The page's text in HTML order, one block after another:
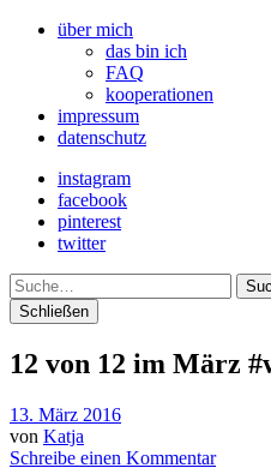
über mich
das bin ich
FAQ
kooperationen
impressum
datenschutz
instagram
facebook
pinterest
twitter
Suche
Schließen
12 von 12 im März
13. März 2016
von Katja
Schreibe einen Kommentar